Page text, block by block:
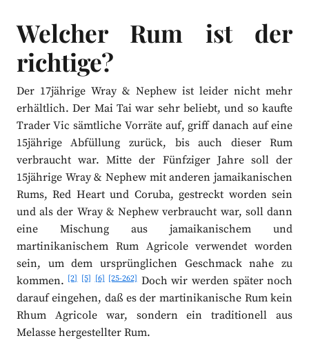
Welcher Rum ist der
richtige?
Der 17jährige Wray & Nephew ist leider nicht mehr
erhältlich. Der Mai Tai war sehr beliebt, und so kaufte
Trader Vic sämtliche Vorräte auf, griff danach auf eine
15jährige Abfüllung zurück, bis auch dieser Rum
verbraucht war. Mitte der Fünfziger Jahre soll der
15jährige Wray & Nephew mit anderen jamaikanischen
Rums, Red Heart und Coruba, gestreckt worden sein
und als der Wray & Nephew verbraucht war, soll dann
eine Mischung aus jamaikanischem und
martinikanischem Rum Agricole verwendet worden
sein, um dem ursprünglichen Geschmack nahe zu
kommen. [2] [5] [6] [25-262]Doch wir werden später noch
darauf eingehen, daß es der martinikanische Rum kein
Rhum Agricole war, sondern ein traditionell aus
Melasse hergestellter Rum.